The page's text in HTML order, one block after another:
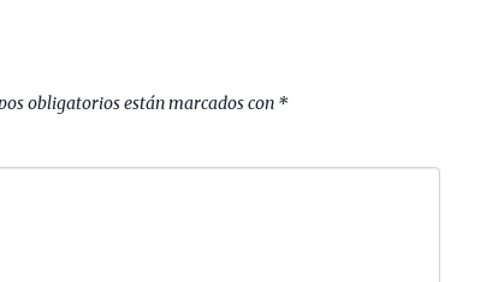
obligatorios están marcados con *